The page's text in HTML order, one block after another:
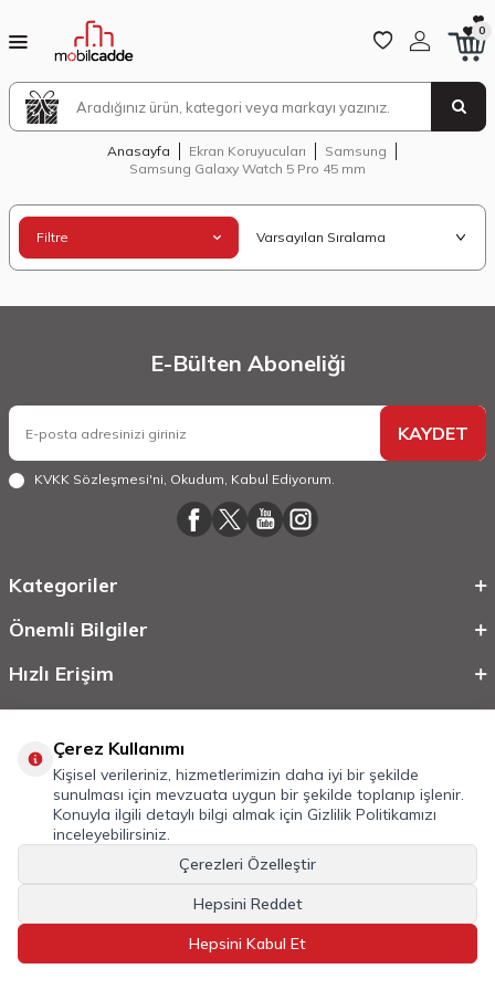
0
Anasayfa Ekran Koruyucuları
Samsung
Samsung Galaxy Watch 5 Pro 45 mm
Filtre
E-Bülten Aboneliği
KAYDET
KVKK Sözleşmesi'ni, Okudum, Kabul Ediyorum.
Kategoriler
Önemli Bilgiler
Hızlı Erişim
Tüm Hakkı Saklıdır.Mobilcadde.com
Sistemleriyle Hazırlanmıştır.
Çerez Kullanımı
Kişisel verileriniz, hizmetlerimizin daha iyi bir şekilde
sunulması için mevzuata uygun bir şekilde toplanıp işlenir.
Konuyla ilgili detaylı bilgi almak için Gizlilik Politikamızı
inceleyebilirsiniz.
Çerezleri Özelleştir
Hepsini Reddet
Hepsini Kabul Et